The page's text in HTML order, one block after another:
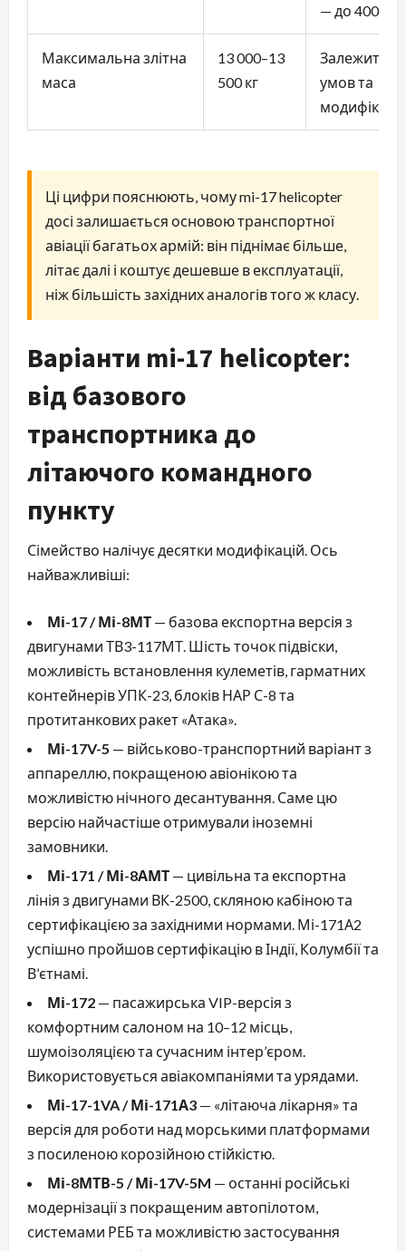
— до 4000 м
Максимальна злітна
маса
13 000–13
500 кг
Залежить
умов та
модифікації
Ці цифри пояснюють, чому mi-17 helicopter
досі залишається основою транспортної
авіації багатьох армій: він піднімає більше,
літає далі і коштує дешевше в експлуатації,
ніж більшість західних аналогів того ж класу.
Варіанти mi-17 helicopter:
від базового
транспортника до
літаючого командного
пункту
Сімейство налічує десятки модифікацій. Ось
найважливіші:
Мі-17 / Мі-8МТ — базова експортна версія з
двигунами ТВ3-117МТ. Шість точок підвіски,
можливість встановлення кулеметів, гарматних
контейнерів УПК-23, блоків НАР С-8 та
протитанкових ракет «Атака».
Мі-17V-5 — військово-транспортний варіант з
аппареллю, покращеною авіонікою та
можливістю нічного десантування. Саме цю
версію найчастіше отримували іноземні
замовники.
Мі-171 / Мі-8АМТ — цивільна та експортна
лінія з двигунами ВК-2500, скляною кабіною та
сертифікацією за західними нормами. Мі-171А2
успішно пройшов сертифікацію в Індії, Колумбії та
В’єтнамі.
Мі-172 — пасажирська VIP-версія з
комфортним салоном на 10–12 місць,
шумоізоляцією та сучасним інтер’єром.
Використовується авіакомпаніями та урядами.
Мі-17-1VA / Мі-171А3 — «літаюча лікарня» та
версія для роботи над морськими платформами
з посиленою корозійною стійкістю.
Мі-8МТВ-5 / Мі-17V-5M — останні російські
модернізації з покращеним автопілотом,
системами РЕБ та можливістю застосування